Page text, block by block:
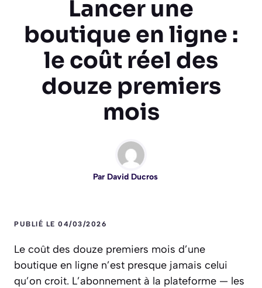
Lancer une
boutique en ligne :
le coût réel des
douze premiers
mois
Par David Ducros
PUBLIÉ LE 04/03/2026
Le coût des douze premiers mois d’une
boutique en ligne n’est presque jamais celui
qu’on croit. L’abonnement à la plateforme — les